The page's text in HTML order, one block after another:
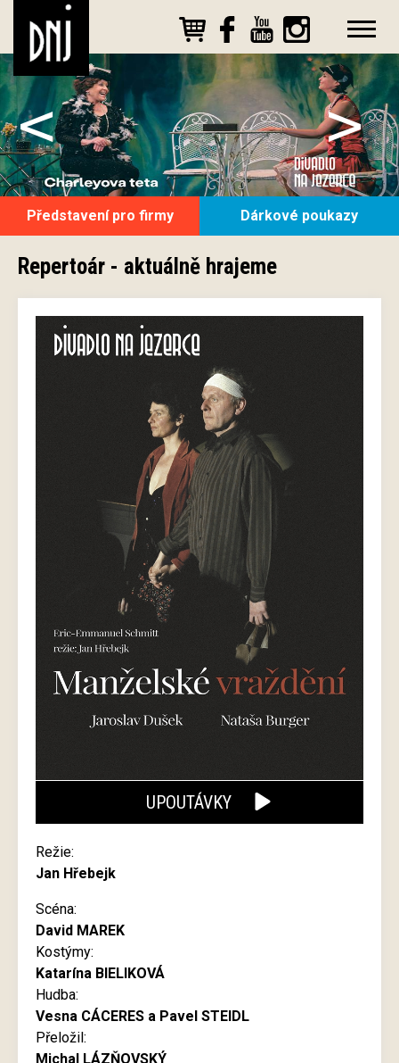
< >
Představení pro firmy Dárkové poukazy
Repertoár - aktuálně hrajeme
UPOUTÁVKY
Režie:
Jan Hřebejk
Scéna:
David MAREK
Kostýmy:
Katarína BIELIKOVÁ
Hudba:
Vesna CÁCERES a Pavel STEIDL
Přeložil:
Michal LÁZŇOVSKÝ